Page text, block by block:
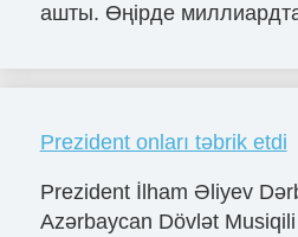
ашты. Өңірде
Prezident onları təbrik etdi
Prezident İlham Əliyev
Azərbaycan Dövlət Musiqili